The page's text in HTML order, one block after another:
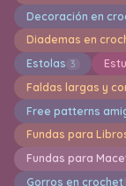
Decoración en
Diademas en
Estolas 3
Faldas largas y
Free patterns
Fundas para
Fundas para
Gorros en crochet